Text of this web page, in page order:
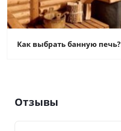
Как выбрать банную печь?
Отзывы